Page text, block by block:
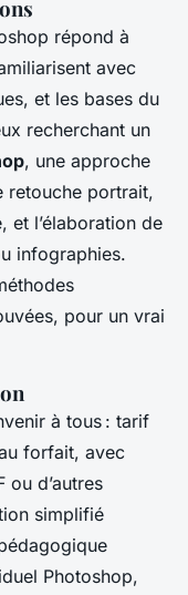
répond à
avec
et les bases du
recherchant un
, une approche
retouche portrait,
et l’élaboration de
infographies.
pour un vrai
à tous : tarif
forfait, avec
ou d’autres
simplifié
Photoshop,